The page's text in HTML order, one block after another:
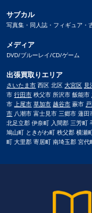
サブカル
写真集・同人誌・フィギュア・
メディア
DVD/ブルーレイ/CD/ゲーム
出張買取りエリア
さいたま市 西区 北区大宮区 見
市行田市 秩父市 所沢市 飯能市
市上尾市 草加市 越谷市 蕨市
市 八潮市 富士見市 三郷市 蓮
北足立郡 伊奈町 入間郡 三芳町
鳩山町 ときがわ町 秩父郡 横瀬
町 大里郡 寄居町 南埼玉郡 宮